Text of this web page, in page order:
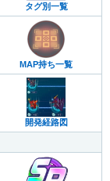
タグ別一覧
MAP持ち一覧
開発経路図